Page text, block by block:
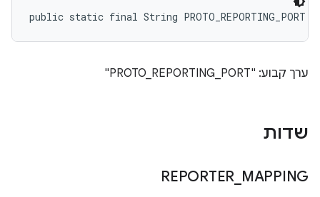
public static final String PROTO_REPORTING_PORT
ערך קבוע: "PROTO_REPORTING_PORT"
שדות
REPORTER MAPPING